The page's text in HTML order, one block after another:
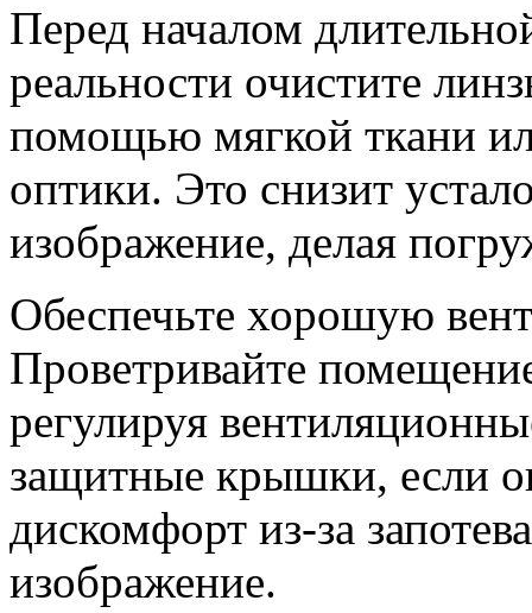
Перед началом
реальности очистите
помощью мягкой ткани
оптики. Это снизит
изображение, делая
Обеспечьте хорошую
Проветривайте
регулируя
защитные крышки, если
дискомфорт из-за
изображение.